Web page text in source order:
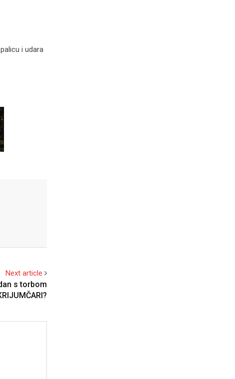
i udara
Next article
s torbom